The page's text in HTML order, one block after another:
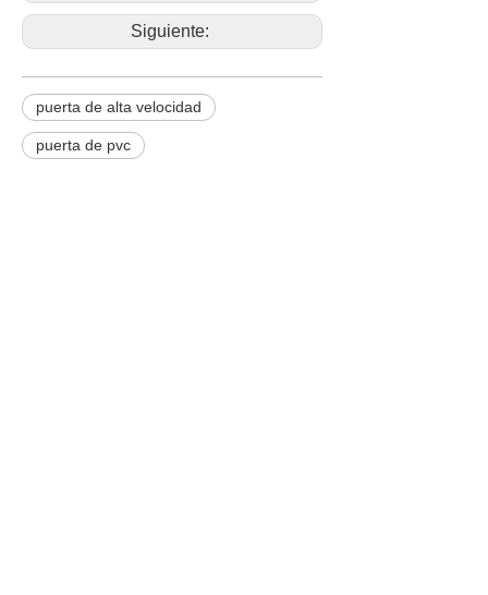
Siguiente:
puerta de alta velocidad
puerta de pvc